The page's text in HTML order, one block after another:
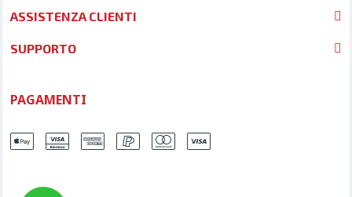
ASSISTENZA CLIENTI
SUPPORTO
PAGAMENTI